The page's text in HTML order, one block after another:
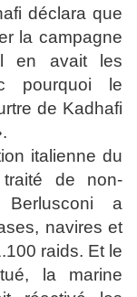
déclara que
la campagne
en avait les
pourquoi le
de Kadhafi
italienne du
de non-
Berlusconi a
navires et
raids. Et le
la marine